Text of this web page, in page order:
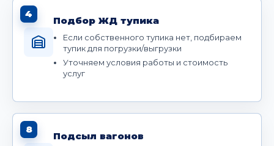
4
Подбор ЖД тупика
Если собственного тупика нет, подбираем
тупик для погрузки/выгрузки
Уточняем условия работы и стоимость
услуг
8
Подсыл вагонов